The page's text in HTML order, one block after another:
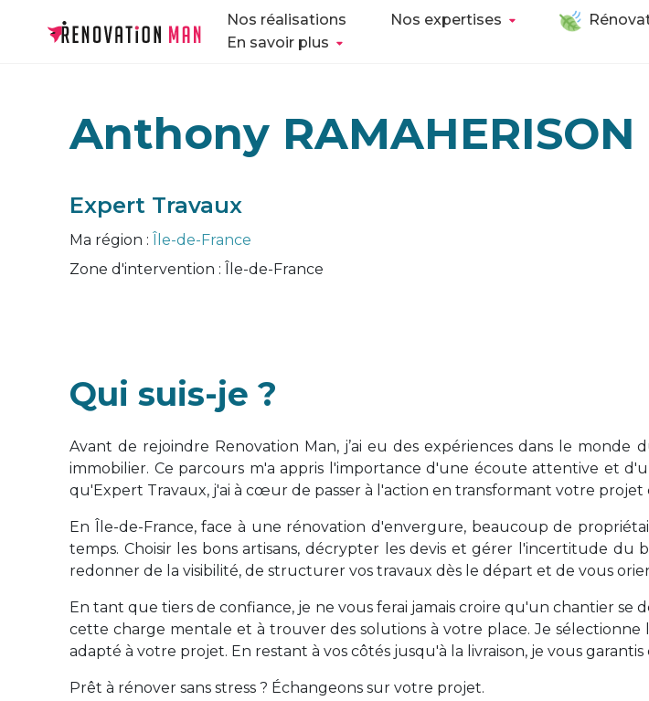
Nos réalisations Nos expertises
En savoir plus
Anthony RAMAHERISON
Expert Travaux
Ma région : Île-de-France
Zone d'intervention : Île-de-France
Qui suis-je ?
Avant de rejoindre Renovation Man, j’ai eu des expériences dans le
immobilier. Ce parcours m'a appris l'importance d'une écoute attentive et
qu'Expert Travaux, j'ai à cœur de passer à l'action en transformant votre projet
En Île-de-France, face à une rénovation d'envergure, beaucoup de
temps. Choisir les bons artisans, décrypter les devis et gérer l'incertitude
redonner de la visibilité, de structurer vos travaux dès le départ et de vous
En tant que tiers de confiance, je ne vous ferai jamais croire qu'un chantier
cette charge mentale et à trouver des solutions à votre place. Je
adapté à votre projet. En restant à vos côtés jusqu'à la livraison, je vous
Prêt à rénover sans stress ? Échangeons sur votre projet.